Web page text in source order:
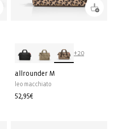
+20
allrounder M
leo macchiato
Prix
52,95€